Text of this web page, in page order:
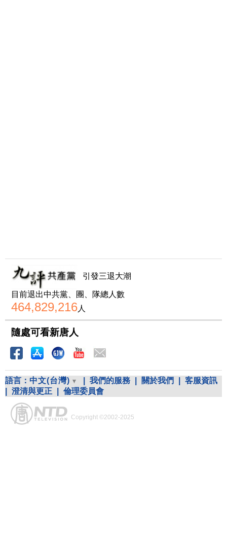
引發三退大潮
目前退出中共黨、團、隊總人數
464,829,216人
隨處可看新唐人
語言： 中文(台灣) 我們的服務 關於我們
客服資訊
澄清與更正 倫理委員會
Copyright ©2002-2025